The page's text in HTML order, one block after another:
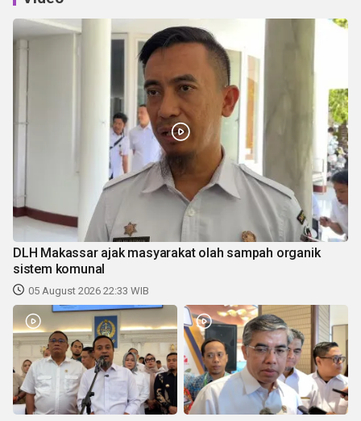
DLH Makassar ajak masyarakat olah sampah organik
sistem komunal
05 August 2026 22:33 WIB